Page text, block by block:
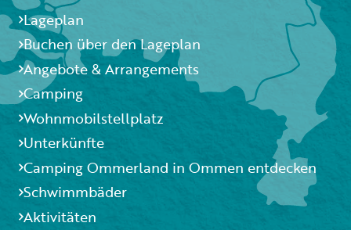
Lageplan
Buchen über den Lageplan
Angebote & Arrangements
Camping
Wohnmobilstellplatz
Unterkünfte
Camping Ommerland in Ommen entdecken
Schwimmbäder
Aktivitäten